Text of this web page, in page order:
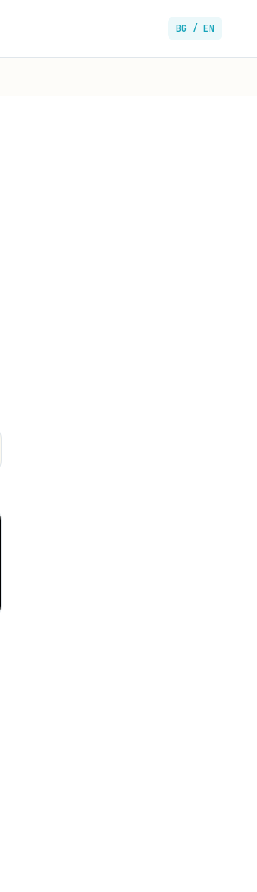
BG / EN